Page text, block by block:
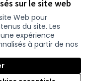
sur le site web
Web pour
du site. Les
expérience
à partir de nos
YouTube